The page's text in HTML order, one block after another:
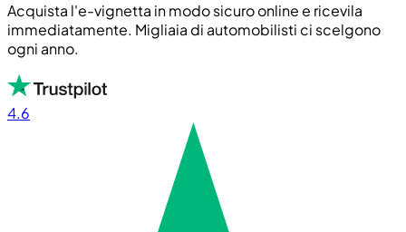
Acquista l'e-vignetta in modo sicuro online e ricevila
immediatamente. Migliaia di automobilisti ci scelgono
ogni anno.
4.6